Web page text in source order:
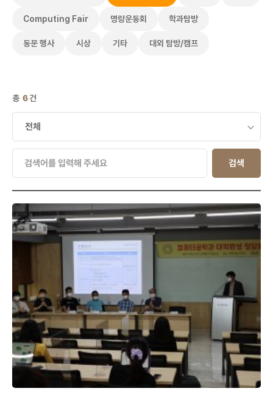
Computing Fair 명랑운동회 학과탐방
동문 행사 시상 기타 대외 탐방/캠프
검색
총 6건